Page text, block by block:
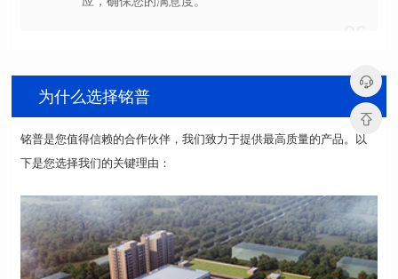
为什么选择铭普
下是您选择我们的关键理由：